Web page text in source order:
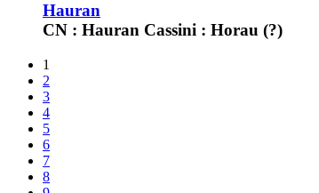
Hauran
CN : Hauran Cassini : Horau (?)
1
2
3
4
5
6
7
8